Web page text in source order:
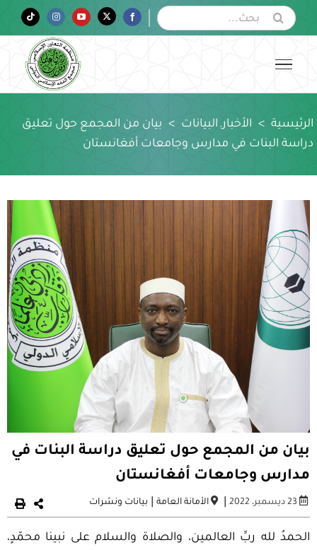
البحث
عن:
Facebook
Twitter
YouTube
Instagram
Tiktok
الرئيسية > الأخبار , البيانات > بيان من المجمع حول تعليق
دراسة البنات في مدارس وجامعات أفغانستان
بيان من المجمع حول تعليق دراسة البنات في
مدارس وجامعات أفغانستان
23 ديسمبر، 2022 | الأمانة العامة| بيانات ونشرات
الحمدُ لله ربِّ العالمين، والصلاة والسلام على نبينا محمّدٍ،